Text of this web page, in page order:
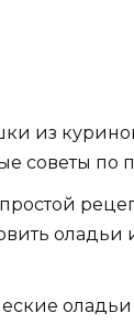
из
советы
оладьи